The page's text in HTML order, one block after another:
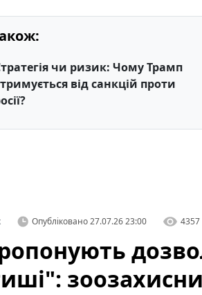
чи ризик: Чому Трамп
від санкцій проти
Опубліковано27.07.26 23:00 4357